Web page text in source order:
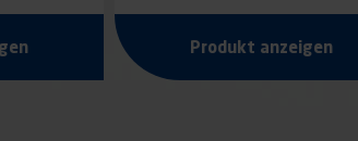
VERTIKALE
Produkt anzeigen